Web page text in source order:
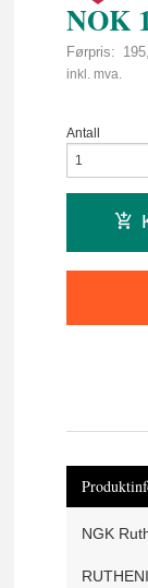
NOK
Førpris:
Rabatt
inkl. mva.
Antall
NGK